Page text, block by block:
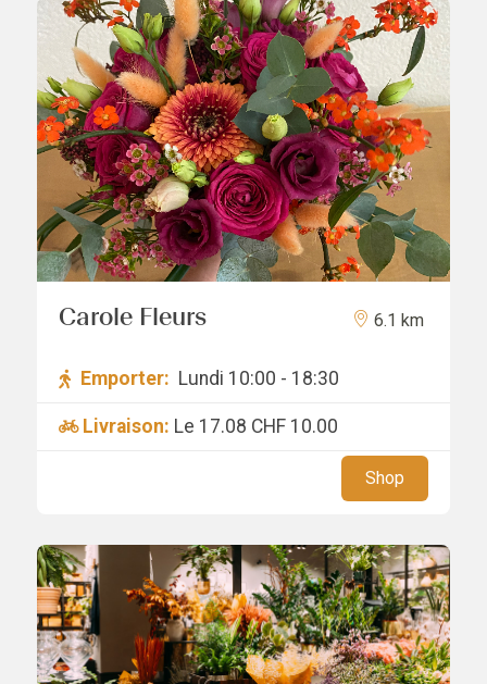
Carole Fleurs 6.1 km
Emporter: Lundi 10:00 - 18:30
Livraison: Le 17.08 CHF 10.00
Shop